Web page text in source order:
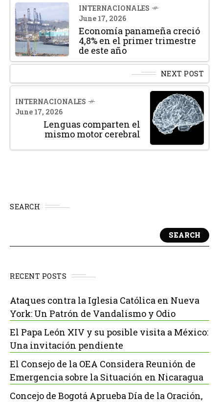
INTERNACIONALES
June 17, 2026
Economía panameña creció
4,8% en el primer trimestre
de este año
NEXT POST
INTERNACIONALES
June 17, 2026
Lenguas comparten el
mismo motor cerebral
SEARCH
SEARCH
RECENT POSTS
Ataques contra la Iglesia Católica en Nueva
York: Un Patrón de Vandalismo y Odio
El Papa León XIV y su posible visita a México:
Una invitación pendiente
El Consejo de la OEA Considera Reunión de
Emergencia sobre la Situación en Nicaragua
Concejo de Bogotá Aprueba Día de la Oración,